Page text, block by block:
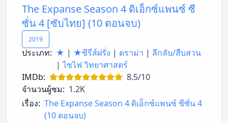
The Expanse Season 4 ดิเอ็กซ์แพนซ์ ซี
ซั่น 4 [ซับไทย] (10 ตอนจบ)
2019
ประเภท: ★ | ★ซีรี่ส์ฝรั่ง | ดราม่า | ลึกลับ/สืบสวน
|ไซไฟ วิทยาศาสตร์
IMDb:
8.5/10
จำนวนผู้ชม: 1.2K
เรื่อง: The Expanse Season 4 ดิเอ็กซ์แพนซ์ ซีซั่น 4
(10 ตอนจบ)